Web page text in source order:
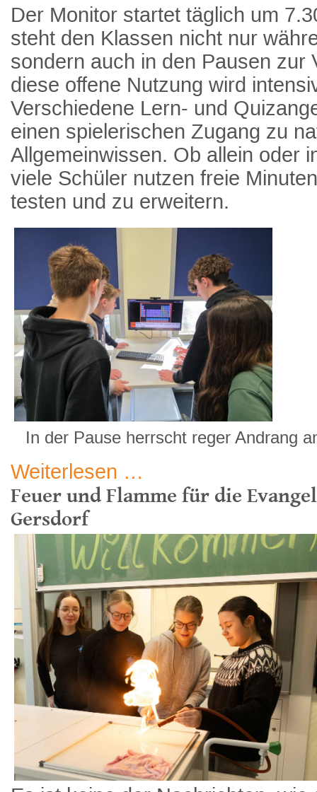
Der Monitor startet täglich um
steht den Klassen nicht nur
sondern auch in den Pausen zur
diese offene Nutzung wird
Verschiedene Lern- und
einen spielerischen Zugang zu
Allgemeinwissen. Ob allein oder
viele Schüler nutzen freie
testen und zu erweitern.
In der Pause herrscht reger Andrang
Weiterlesen …
Feuer und Flamme für die
Gersdorf